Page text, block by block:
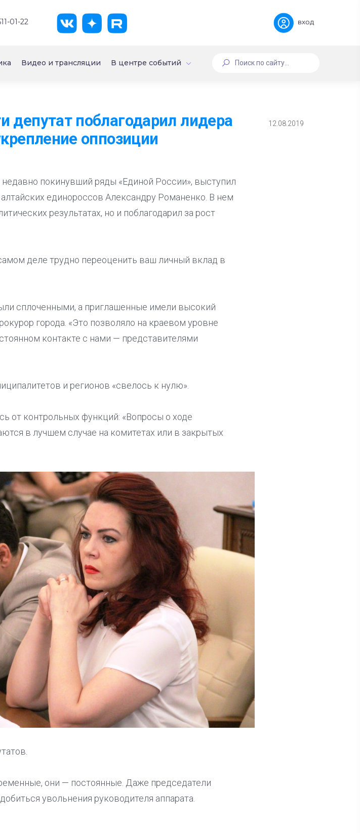
01-22 вход
Видео и трансляции В центре событий
поблагодарил лидера
оппозиции
12.08.2019
покинувший ряды «Единой России», выступил
единороссов Александру Романенко. В нем
результатах, но и поблагодарил за рост
деле трудно переоценить ваш личный вклад в
сплоченными, а приглашенные имели высокий
города. «Это позволяло на краевом уровне
контакте с нами — представителями
и регионов «свелось к нулю».
от контрольных функций: «Вопросы о ходе
в лучшем случае на комитетах или в закрытых
они — постоянные. Даже председатели
увольнения руководителя аппарата.